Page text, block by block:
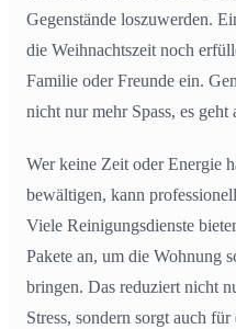
Gegenstände loszuwerden.
die Weihnachtszeit noch
Familie oder Freunde ein.
nicht nur mehr Spass, es geht
Wer keine Zeit oder Energie
bewältigen, kann
Viele Reinigungsdienste
Pakete an, um die Wohnung
bringen. Das reduziert nicht
Stress, sondern sorgt auch